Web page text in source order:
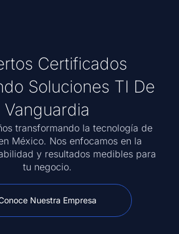
Certificados
Soluciones TI De
Vanguardia
transformando la tecnología de
México. Nos enfocamos en la
y resultados medibles para
tu negocio.
Nuestra Empresa